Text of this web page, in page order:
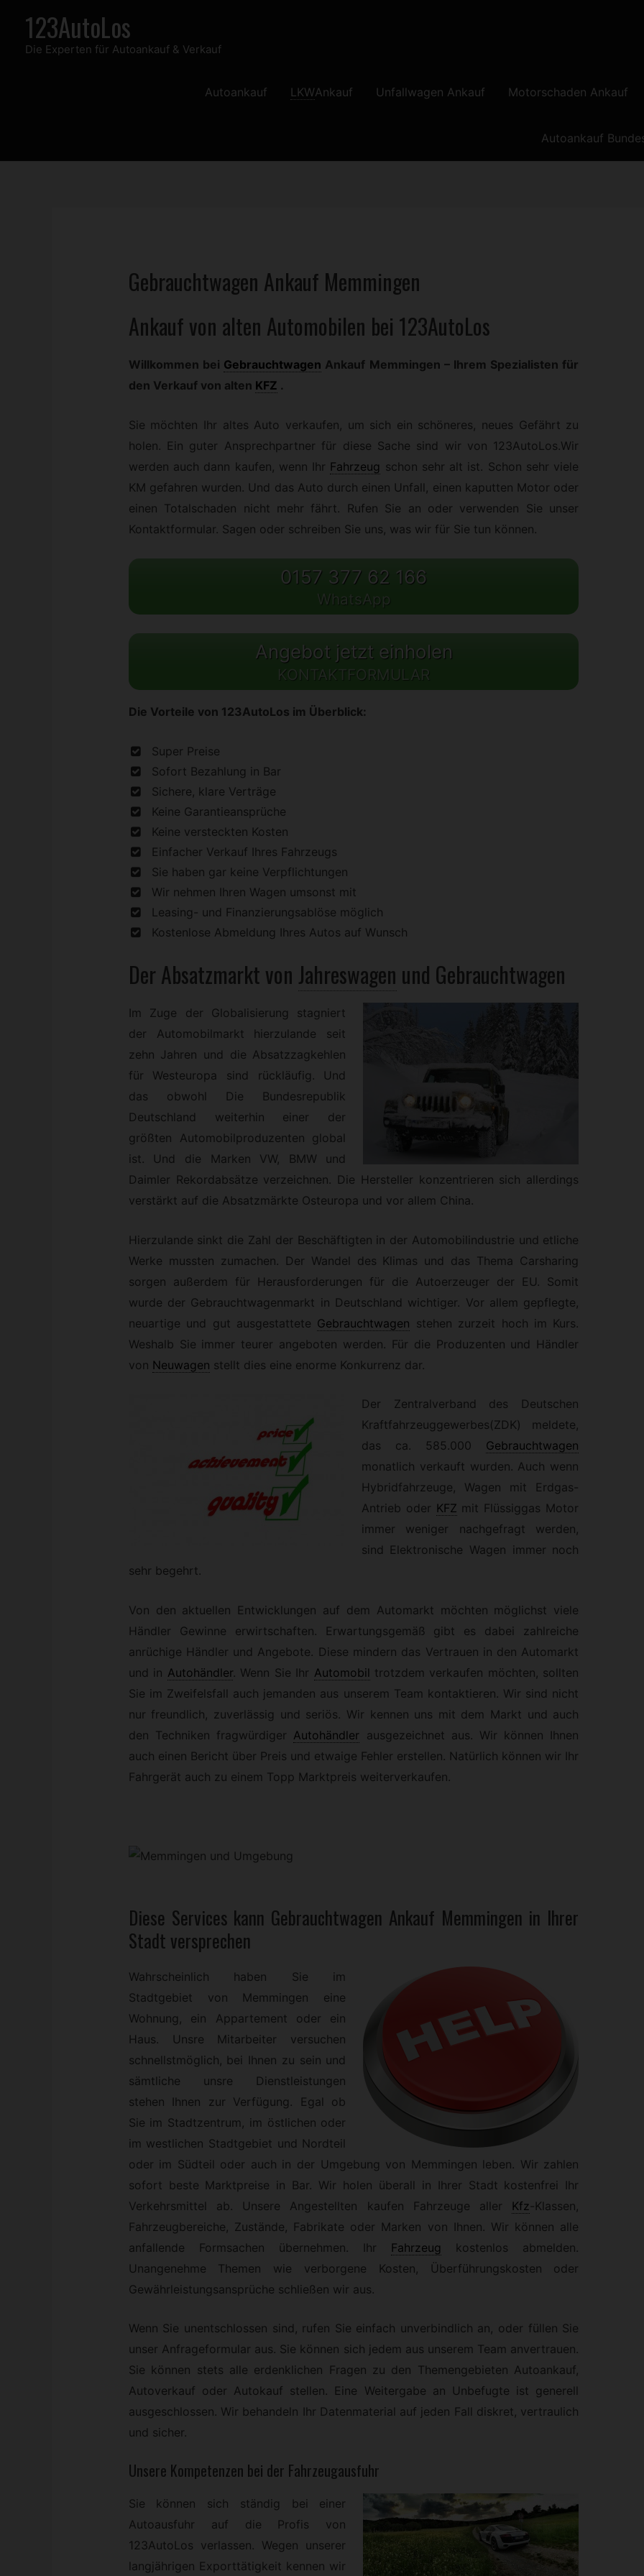
springen
123AutoLos
Die Experten für Autoankauf & Verkauf
Autoankauf LKWAnkauf Unfallwagen Ankauf Motorschaden Ankauf
Autoankauf
Gebrauchtwagen Ankauf Memmingen
Ankauf von alten Automobilen bei 123AutoLos
Willkommen bei Gebrauchtwagen Ankauf Memmingen – Ihrem Spezialisten für
den Verkauf von alten KFZ .
Sie möchten Ihr altes Auto verkaufen, um sich ein schöneres, neues Gefährt zu
holen. Ein guter Ansprechpartner für diese Sache sind wir von 123AutoLos.Wir
werden auch dann kaufen, wenn Ihr Fahrzeug schon sehr alt ist. Schon sehr viele
KM gefahren wurden. Und das Auto durch einen Unfall, einen kaputten Motor oder
einen Totalschaden nicht mehr fährt. Rufen Sie an oder verwenden Sie unser
Kontaktformular. Sagen oder schreiben Sie uns, was wir für Sie tun können.
0157 377 62 166
WhatsApp
Angebot jetzt einholen
KONTAKTFORMULAR
Die Vorteile von 123AutoLos im Überblick:
Super Preise
Sofort Bezahlung in Bar
Sichere, klare Verträge
Keine Garantieansprüche
Keine versteckten Kosten
Einfacher Verkauf Ihres Fahrzeugs
Sie haben gar keine Verpflichtungen
Wir nehmen Ihren Wagen umsonst mit
Leasing- und Finanzierungsablöse möglich
Kostenlose Abmeldung Ihres Autos auf Wunsch
Der Absatzmarkt von Jahreswagen und Gebrauchtwagen
Im Zuge der Globalisierung stagniert
der Automobilmarkt hierzulande seit
zehn Jahren und die Absatzzagkehlen
für Westeuropa sind rückläufig. Und
das obwohl Die Bundesrepublik
Deutschland weiterhin einer der
größten Automobilproduzenten global
ist. Und die Marken VW, BMW und
Daimler Rekordabsätze verzeichnen. Die Hersteller konzentrieren sich allerdings
verstärkt auf die Absatzmärkte Osteuropa und vor allem China.
Hierzulande sinkt die Zahl der Beschäftigten in der Automobilindustrie und etliche
Werke mussten zumachen. Der Wandel des Klimas und das Thema Carsharing
sorgen außerdem für Herausforderungen für die Autoerzeuger der EU. Somit
wurde der Gebrauchtwagenmarkt in Deutschland wichtiger. Vor allem gepflegte,
neuartige und gut ausgestattete Gebrauchtwagen stehen zurzeit hoch im Kurs.
Weshalb Sie immer teurer angeboten werden. Für die Produzenten und Händler
von Neuwagen stellt dies eine enorme Konkurrenz dar.
Der Zentralverband des Deutschen
Kraftfahrzeuggewerbes(ZDK) meldete,
das ca. 585.000
Gebrauchtwagen
monatlich verkauft wurden. Auch wenn
Hybridfahrzeuge, Wagen mit Erdgas-
Antrieb oder KFZ mit Flüssiggas Motor
immer weniger nachgefragt werden,
sind Elektronische Wagen immer noch
sehr begehrt.
Von den aktuellen Entwicklungen auf dem Automarkt möchten möglichst viele
Händler Gewinne erwirtschaften. Erwartungsgemäß gibt es dabei zahlreiche
anrüchige Händler und Angebote. Diese mindern das Vertrauen in den Automarkt
und in Autohändler. Wenn Sie Ihr Automobil trotzdem verkaufen möchten, sollten
Sie im Zweifelsfall auch jemanden aus unserem Team kontaktieren. Wir sind nicht
nur freundlich, zuverlässig und seriös. Wir kennen uns mit dem Markt und auch
den Techniken fragwürdiger Autohändler ausgezeichnet aus. Wir können Ihnen
auch einen Bericht über Preis und etwaige Fehler erstellen. Natürlich können wir Ihr
Fahrgerät auch zu einem Topp Marktpreis weiterverkaufen.
Diese Services kann Gebrauchtwagen Ankauf Memmingen in Ihrer
Stadt versprechen
Wahrscheinlich haben Sie im
Stadtgebiet von Memmingen eine
Wohnung, ein Appartement oder ein
Haus. Unsre Mitarbeiter versuchen
schnellstmöglich, bei Ihnen zu sein und
sämtliche unsre Dienstleistungen
stehen Ihnen zur Verfügung. Egal ob
Sie im Stadtzentrum, im östlichen oder
im westlichen Stadtgebiet und Nordteil
oder im Südteil oder auch in der Umgebung von Memmingen leben. Wir zahlen
sofort beste Marktpreise in Bar. Wir holen überall in Ihrer Stadt kostenfrei Ihr
Verkehrsmittel ab. Unsere Angestellten kaufen Fahrzeuge aller
Kfz Klassen,
Fahrzeugbereiche, Zustände, Fabrikate oder Marken von Ihnen. Wir können alle
anfallende Formsachen übernehmen. Ihr
Fahrzeug
kostenlos abmelden.
Unangenehme Themen wie verborgene Kosten, Überführungskosten oder
Gewährleistungsansprüche schließen wir aus.
Wenn Sie unentschlossen sind, rufen Sie einfach unverbindlich an, oder füllen Sie
unser Anfrageformular aus. Sie können sich jedem aus unserem Team anvertrauen.
Sie können stets alle erdenklichen Fragen zu den Themengebieten Autoankauf,
Autoverkauf oder Autokauf stellen. Eine Weitergabe an Unbefugte ist generell
ausgeschlossen. Wir behandeln Ihr Datenmaterial auf jeden Fall diskret, vertraulich
und sicher.
Unsere Kompetenzen bei der Fahrzeugausfuhr
Sie können sich ständig bei einer
Autoausfuhr auf die Profis von
123AutoLos verlassen. Wegen unserer
langjährigen Exporttätigkeit kennen wir